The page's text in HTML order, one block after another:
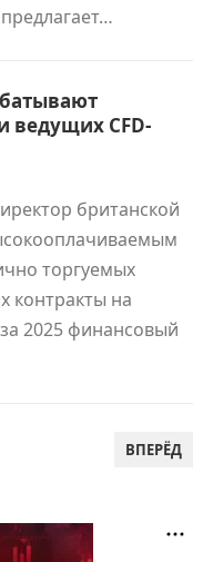
ведущих CFD-
британской
торгуемых
контракты на
2025 финансовый
ВПЕРЁД